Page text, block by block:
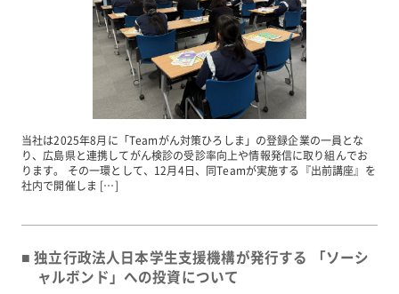
サイトマップ
お問い合わせ
EN
JP
当社は2025年8月に「Teamがん対策ひろしま」の登録企業の一員とな
り、広島県と連携してがん検診の受診率向上や情報発信に取り組んでお
ります。 その一環として、12月4日、同Teamが実施する『出前講座』を
社内で開催しま […]
独立行政法人日本学生支援機構が発行する 「ソーシ
ャルボンド」への投資について